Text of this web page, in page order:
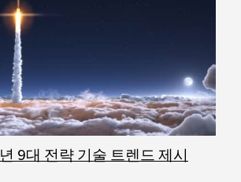
9대 전략 기술 트렌드 제시